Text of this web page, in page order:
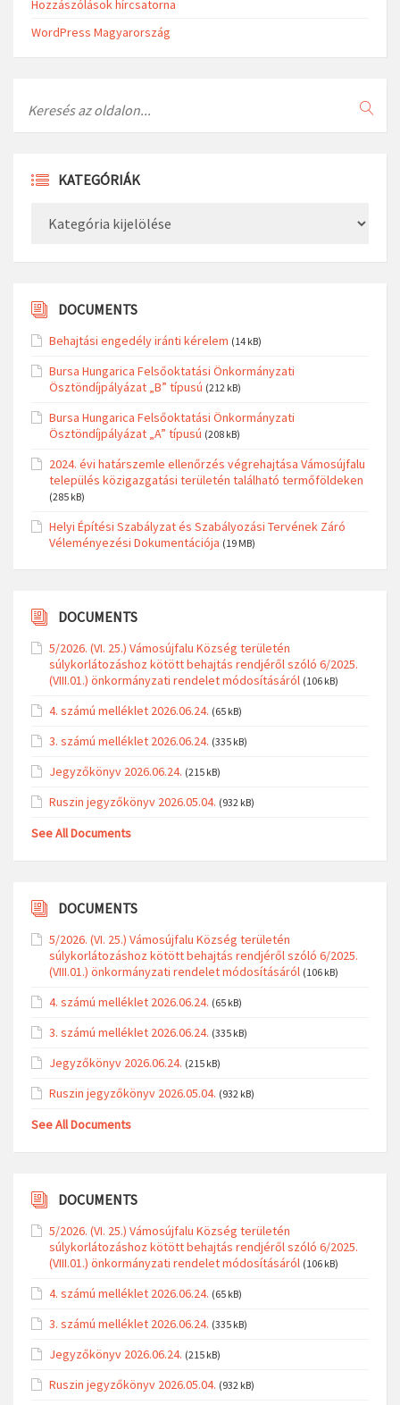
Hozzászólások hírcsatorna
WordPress Magyarország
KATEGÓRIÁK
DOCUMENTS
Behajtási engedély iránti kérelem (14 kB)
Bursa Hungarica Felsőoktatási Önkormányzati
Ösztöndíjpályázat „B” típusú (212 kB)
Bursa Hungarica Felsőoktatási Önkormányzati
Ösztöndíjpályázat „A” típusú (208 kB)
2024. évi határszemle ellenőrzés végrehajtása Vámosújfalu
település közigazgatási területén található termőföldeken
(285 kB)
Helyi Építési Szabályzat és Szabályozási Tervének Záró
Véleményezési Dokumentációja (19 MB)
DOCUMENTS
5/2026. (VI. 25.) Vámosújfalu Község területén
súlykorlátozáshoz kötött behajtás rendjéről szóló 6/2025.
(VIII.01.) önkormányzati rendelet módosításáról (106 kB)
4. számú melléklet 2026.06.24. (65 kB)
3. számú melléklet 2026.06.24. (335 kB)
Jegyzőkönyv 2026.06.24. (215 kB)
Ruszin jegyzőkönyv 2026.05.04. (932 kB)
See All Documents
DOCUMENTS
5/2026. (VI. 25.) Vámosújfalu Község területén
súlykorlátozáshoz kötött behajtás rendjéről szóló 6/2025.
(VIII.01.) önkormányzati rendelet módosításáról (106 kB)
4. számú melléklet 2026.06.24. (65 kB)
3. számú melléklet 2026.06.24. (335 kB)
Jegyzőkönyv 2026.06.24. (215 kB)
Ruszin jegyzőkönyv 2026.05.04. (932 kB)
See All Documents
DOCUMENTS
5/2026. (VI. 25.) Vámosújfalu Község területén
súlykorlátozáshoz kötött behajtás rendjéről szóló 6/2025.
(VIII.01.) önkormányzati rendelet módosításáról (106 kB)
4. számú melléklet 2026.06.24. (65 kB)
3. számú melléklet 2026.06.24. (335 kB)
Jegyzőkönyv 2026.06.24. (215 kB)
Ruszin jegyzőkönyv 2026.05.04. (932 kB)